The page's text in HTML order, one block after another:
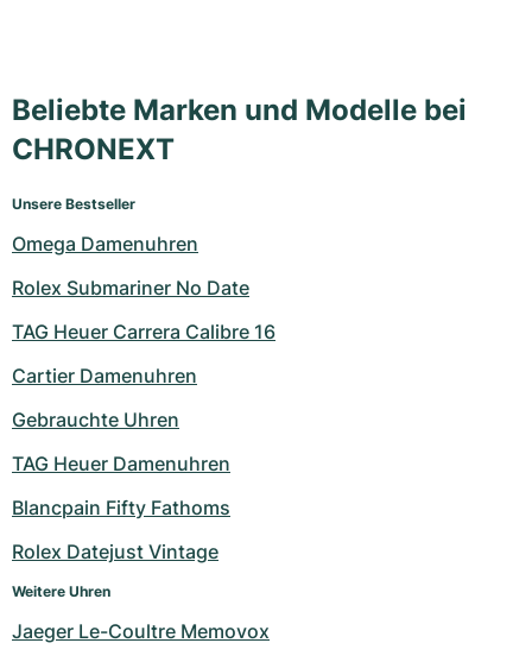
Beliebte Marken und Modelle bei
CHRONEXT
Unsere Bestseller
Omega Damenuhren
Rolex Submariner No Date
TAG Heuer Carrera Calibre 16
Cartier Damenuhren
Gebrauchte Uhren
TAG Heuer Damenuhren
Blancpain Fifty Fathoms
Rolex Datejust Vintage
Weitere Uhren
Jaeger Le-Coultre Memovox